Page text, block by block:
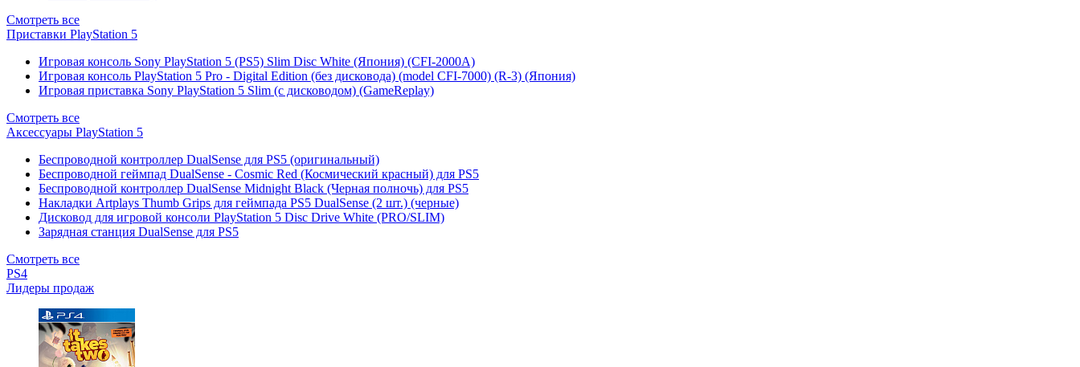
Смотреть все
Приставки PlayStation 5
Игровая консоль Sony PlayStation 5 (PS5) Slim Disc White (Япония) (CFI-2000A)
Игровая консоль PlayStation 5 Pro - Digital Edition (без дисковода) (model CFI-7000) (R-3) (Япония)
Игровая приставка Sony PlayStation 5 Slim (с дисководом) (GameReplay)
Смотреть все
Аксессуары PlayStation 5
Беспроводной контроллер DualSense для PS5 (оригинальный)
Беспроводной геймпад DualSense - Cosmic Red (Космический красный) для PS5
Беспроводной контроллер DualSense Midnight Black (Черная полночь) для PS5
Накладки Artplays Thumb Grips для геймпада PS5 DualSense (2 шт.) (черные)
Дисковод для игровой консоли PlayStation 5 Disc Drive White (PRO/SLIM)
Зарядная станция DualSense для PS5
Смотреть все
PS4
Лидеры продаж